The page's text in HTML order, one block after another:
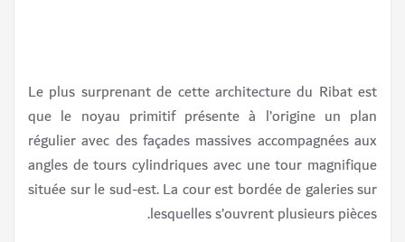
Le plus surprenant de cette architecture du Ribat est
que le noyau primitif présente à l’origine un plan
régulier avec des façades massives accompagnées aux
angles de tours cylindriques avec une tour magnifique
située sur le sud-est. La cour est bordée de galeries sur
lesquelles s’ouvrent plusieurs pièces.